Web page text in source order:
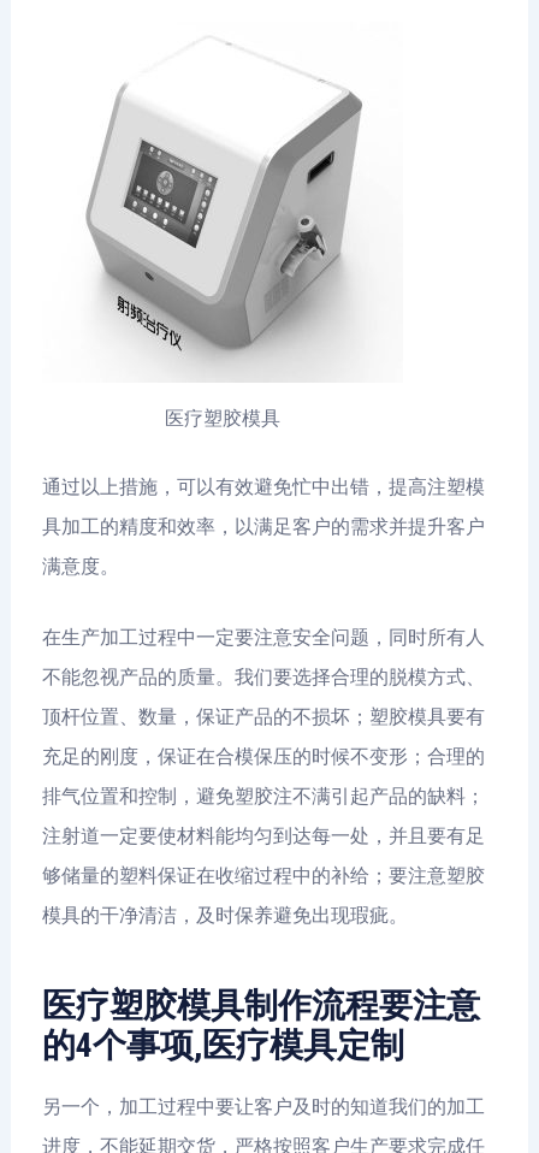
医疗塑胶模具
通过以上措施，可以有效避免忙中出错，提高注塑模
具加工的精度和效率，以满足客户的需求并提升客户
满意度。
在生产加工过程中一定要注意安全问题，同时所有人
不能忽视产品的质量。我们要选择合理的脱模方式、
顶杆位置、数量，保证产品的不损坏；塑胶模具要有
充足的刚度，保证在合模保压的时候不变形；合理的
排气位置和控制，避免塑胶注不满引起产品的缺料；
注射道一定要使材料能均匀到达每一处，并且要有足
够储量的塑料保证在收缩过程中的补给；要注意塑胶
模具的干净清洁，及时保养避免出现瑕疵。
医疗塑胶模具制作流程要注意
的4个事项,医疗模具定制
另一个，加工过程中要让客户及时的知道我们的加工
进度，不能延期交货，严格按照客户生产要求完成任